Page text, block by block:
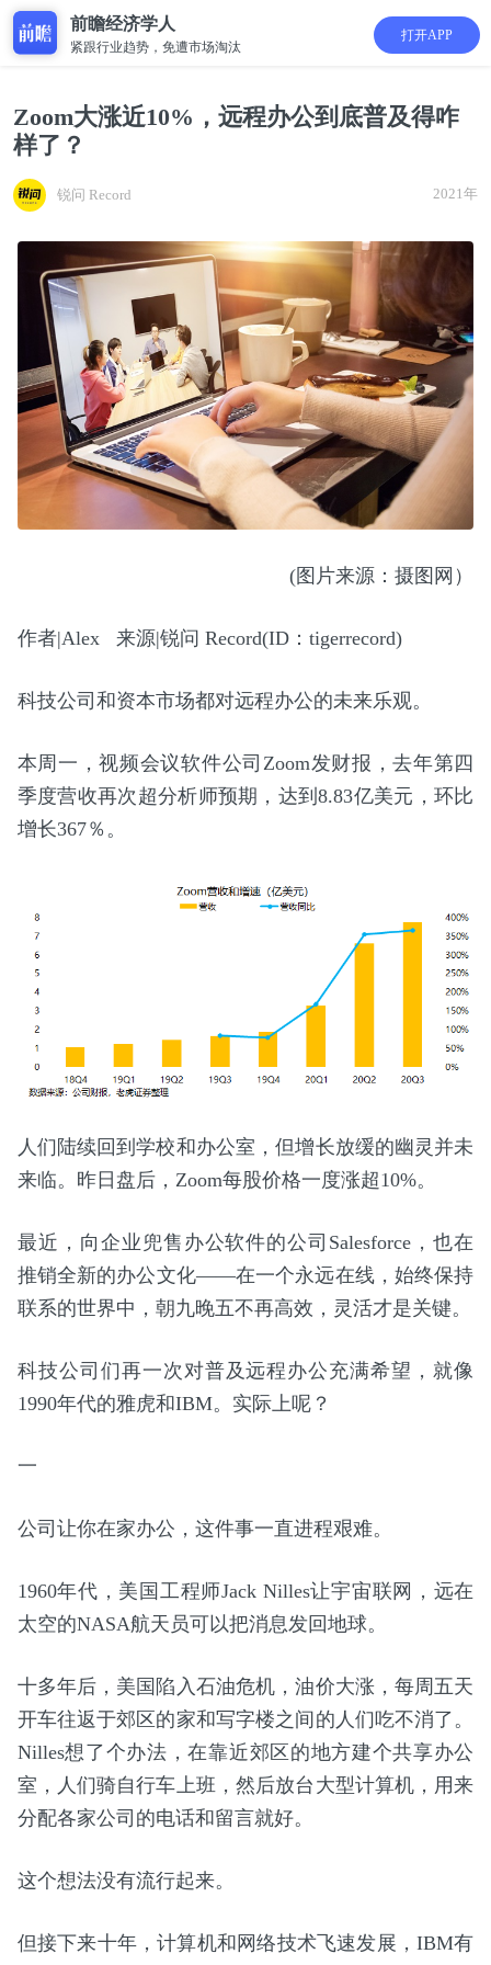
前瞻经济学人
紧跟行业趋势，免遭市场淘汰
打开APP
Zoom大涨近10%，远程办公到底普及得咋
样了？
锐问 Record 2021年
(图片来源：摄图网）
作者|Alex 来源|锐问 Record(ID：tigerrecord)
科技公司和资本市场都对远程办公的未来乐观。
本周一，视频会议软件公司Zoom发财报，去年第四
季度营收再次超分析师预期，达到8.83亿美元，环比
增长367％。
人们陆续回到学校和办公室，但增长放缓的幽灵并未
来临。昨日盘后，Zoom每股价格一度涨超10%。
最近，向企业兜售办公软件的公司Salesforce，也在
推销全新的办公文化——在一个永远在线，始终保持
联系的世界中，朝九晚五不再高效，灵活才是关键。
科技公司们再一次对普及远程办公充满希望，就像
1990年代的雅虎和IBM。实际上呢？
一
公司让你在家办公，这件事一直进程艰难。
1960年代，美国工程师Jack Nilles让宇宙联网，远在
太空的NASA航天员可以把消息发回地球。
十多年后，美国陷入石油危机，油价大涨，每周五天
开车往返于郊区的家和写字楼之间的人们吃不消了。
Nilles想了个办法，在靠近郊区的地方建个共享办公
室，人们骑自行车上班，然后放台大型计算机，用来
分配各家公司的电话和留言就好。
这个想法没有流行起来。
但接下来十年，计算机和网络技术飞速发展，IBM有